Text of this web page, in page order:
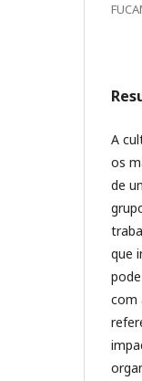
A
os
de
que
com